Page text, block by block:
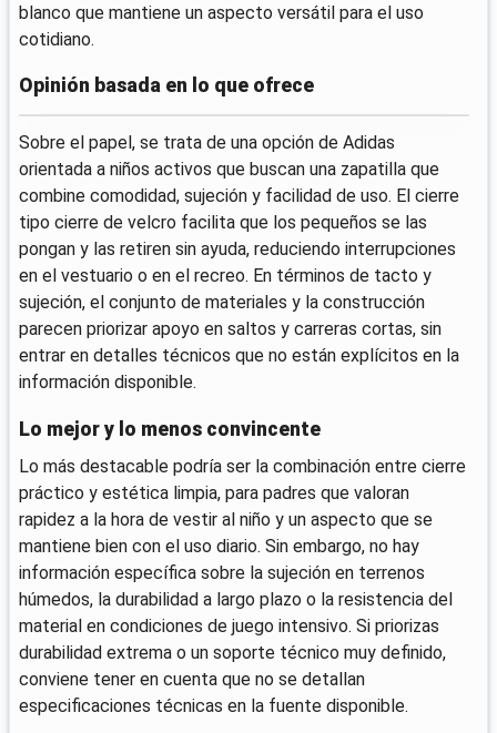
blanco que mantiene un aspecto versátil para el uso
cotidiano.
Opinión basada en lo que ofrece
Sobre el papel, se trata de una opción de Adidas
orientada a niños activos que buscan una zapatilla que
combine comodidad, sujeción y facilidad de uso. El cierre
tipo cierre de velcro facilita que los pequeños se las
pongan y las retiren sin ayuda, reduciendo interrupciones
en el vestuario o en el recreo. En términos de tacto y
sujeción, el conjunto de materiales y la construcción
parecen priorizar apoyo en saltos y carreras cortas, sin
entrar en detalles técnicos que no están explícitos en la
información disponible.
Lo mejor y lo menos convincente
Lo más destacable podría ser la combinación entre cierre
práctico y estética limpia, para padres que valoran
rapidez a la hora de vestir al niño y un aspecto que se
mantiene bien con el uso diario. Sin embargo, no hay
información específica sobre la sujeción en terrenos
húmedos, la durabilidad a largo plazo o la resistencia del
material en condiciones de juego intensivo. Si priorizas
durabilidad extrema o un soporte técnico muy definido,
conviene tener en cuenta que no se detallan
especificaciones técnicas en la fuente disponible.